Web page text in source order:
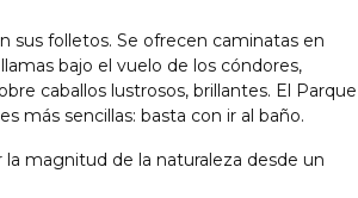
sus folletos. Se ofrecen caminatas en
bajo el vuelo de los cóndores,
caballos lustrosos, brillantes. El Parque
más sencillas: basta con ir al baño.
magnitud de la naturaleza desde un